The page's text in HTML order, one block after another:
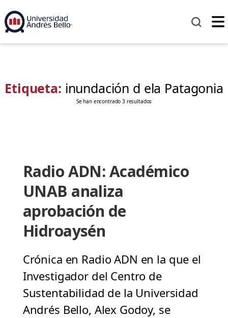
Etiqueta: inundación d ela Patagonia
Se han encontrado 3 resultados
Radio ADN: Académico
UNAB analiza
aprobación de
Hidroaysén
Crónica en Radio ADN en la que el
Investigador del Centro de
Sustentabilidad de la Universidad
Andrés Bello, Alex Godoy, se